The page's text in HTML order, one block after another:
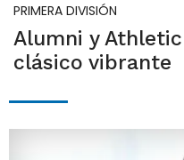
PRIMERA DIVISIÓN
Alumni y
clásico vibrante